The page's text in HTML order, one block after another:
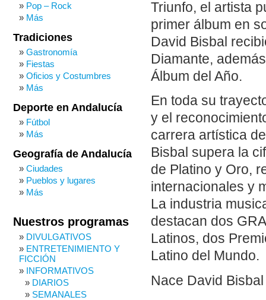
Triunfo, el artista
primer álbum en
David Bisbal
Diamante,
Álbum del Año.
En toda su
y el
carrera artística
Bisbal supera la
de Platino y Oro,
internacionales y
La industria
destacan dos
Latinos, dos
Latino del Mundo.
Nace David
Pop – Rock
Más
Tradiciones
Gastronomía
Fiestas
Oficios y Costumbres
Más
Deporte en Andalucía
Fútbol
Más
Geografía de Andalucía
Ciudades
Pueblos y lugares
Más
Nuestros programas
DIVULGATIVOS
ENTRETENIMIENTO Y
FICCIÓN
INFORMATIVOS
DIARIOS
SEMANALES